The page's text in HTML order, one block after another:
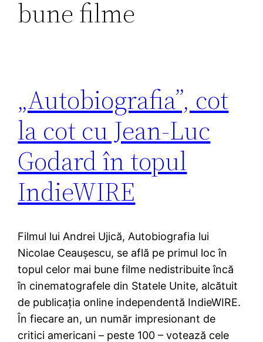
bune filme
„Autobiografia”, cot
la cot cu Jean-Luc
Godard în topul
IndieWIRE
Filmul lui Andrei Ujică, Autobiografia lui
Nicolae Ceauşescu, se află pe primul loc în
topul celor mai bune filme nedistribuite încă
în cinematografele din Statele Unite, alcătuit
de publicaţia online independentă IndieWIRE.
În fiecare an, un număr impresionant de
critici americani – peste 100 – votează cele